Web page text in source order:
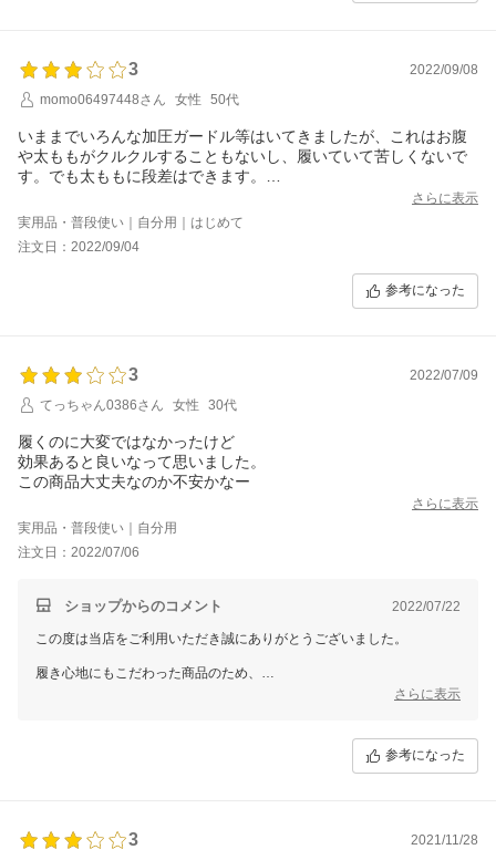
サイズ交換のご対応もしておりますので、
最後までしっかりと対応させていただきますので、何卒よろしくお願い
3
2022/09/08
momo06497448さん
女性 50代
いままでいろんな加圧ガードル等はいてきましたが、これはお腹
や太ももがクルクルすることもないし、履いていて苦しくないで
す。でも太ももに段差はできます。
履いていると、お腹周りがポカポカするので燃えいると勝手に期
待してます。
ただ、広告動画のようにお腹がぺったんこになることはなく、見
た目も全く変化ありません。広告に載っているのは、若いスマー
トな方々ばかりなので、ぽっちゃりなオバちゃんが履いてどうな
さらに表示
実用品・普段使い｜自分用｜はじめて
注文日：2022/09/04
参考になった
3
2022/07/09
てっちゃん0386さん
女性 30代
履くのに大変ではなかったけど
効果あると良いなって思いました。
この商品大丈夫なのか不安かなー
さらに表示
実用品・普段使い｜自分用
注文日：2022/07/06
ショップからのコメント 2022/07/22
この度は当店をご利用いただき誠にありがとうございました。
履き心地にもこだわった商品のため、
お客様の日々のスタイルアップのサポートにお使いただけますと幸いで
お問い合わせフォームなどにより、お気軽にお尋ねくださいませ。
今後ともgoodbodyshop楽天市場店をよろしくお願いいたします。
さらに表示
参考になった
3
2021/11/28